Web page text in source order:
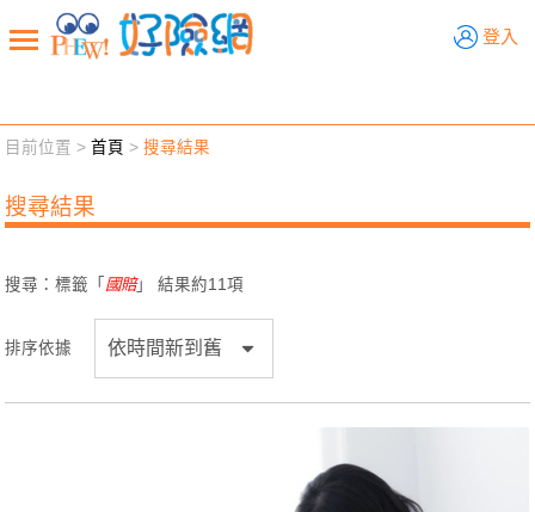
登入
新聞觀點 業務交流
退休先準備 好險學堂 輔銷工具 活動專區
目前位置 >首頁 >搜尋結果
搜尋結果
搜尋：標籤「 國賠」 結果約11項
排序依據